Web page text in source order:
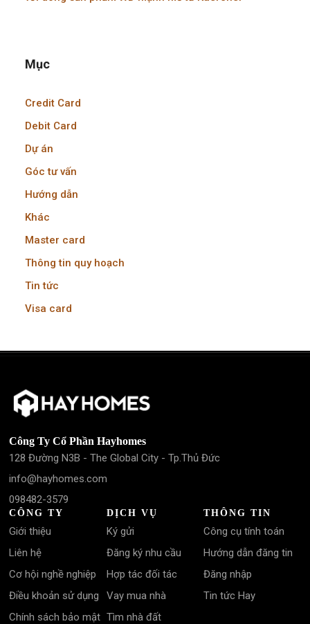
Mục
Credit Card
Debit Card
Dự án
Góc tư vấn
Hướng dẫn
Khác
Master card
Thông tin quy hoạch
Tin tức
Visa card
Công Ty Cổ Phần Hayhomes
128 Đường N3B - The Global City - Tp.Thủ Đức
info@hayhomes.com
098482-3579
CÔNG TY
Giới thiệu
Liên hệ
Cơ hội nghề nghiệp
Điều khoản sử dụng
Chính sách bảo mật
DỊCH VỤ
Ký gửi
Đăng ký nhu cầu
Hợp tác đối tác
Vay mua nhà
Tìm nhà đất
THÔNG TIN
Công cụ tính toán
Hướng dẫn đăng tin
Đăng nhập
Tin tức Hay